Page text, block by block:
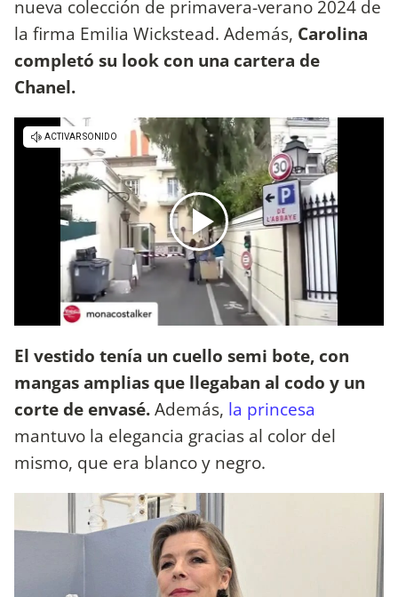
nueva colección de primavera-verano 2024 de
la firma Emilia Wickstead. Además, Carolina
completó su look con una cartera de
Chanel.
El vestido tenía un cuello semi bote, con
mangas amplias que llegaban al codo y un
corte de envasé.Además, la princesa
mantuvo la elegancia gracias al color del
mismo, que era blanco y negro.